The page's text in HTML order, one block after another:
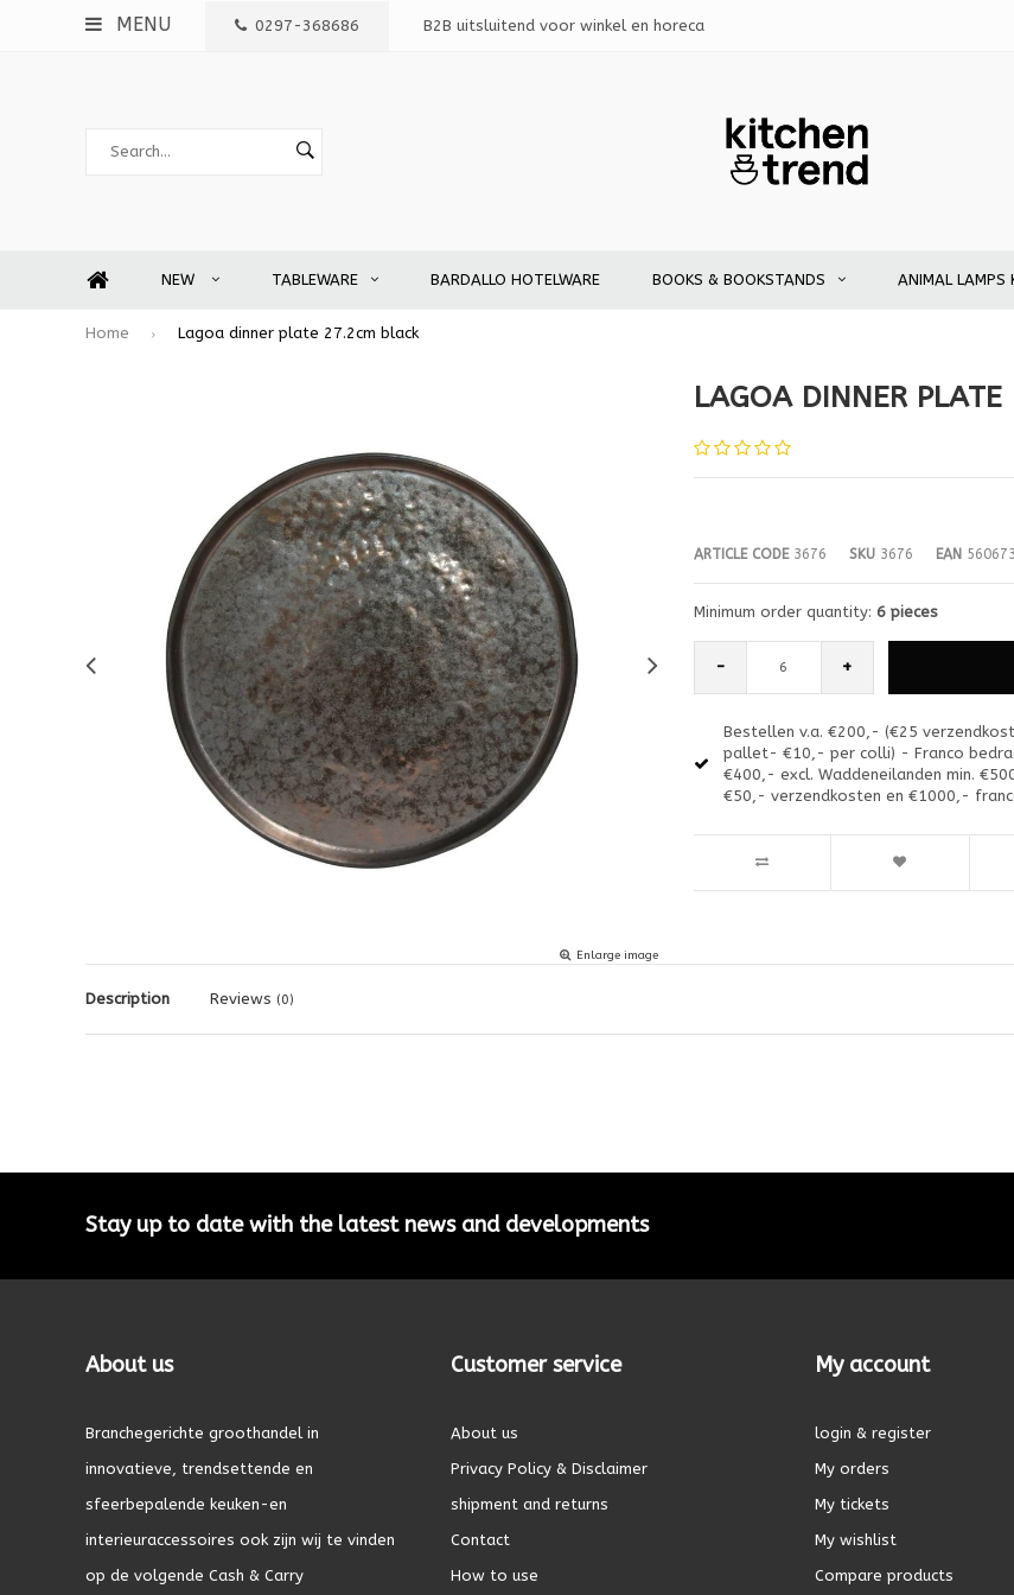
MENU 0297-368686 B2B uitsluitend voor winkel en horeca
NEW TABLEWARE BARDALLO HOTELWARE BOOKS & BOOKSTANDS ANIMAL LAMPS
Home Lagoa dinner plate 27.2cm black
Enlarge image
LAGOA DINNER
ARTICLE CODE3676 SKU3676 EAN
Minimum order quantity: 6 pieces
- +
Bestellen v.a. €200,- (€25
pallet- €10,- per colli) - Franco
€400,- excl. Waddeneilanden min.
€50,- verzendkosten en €1000,-
Description Reviews (0)
Stay up to date with the latest news and developments
About us
Branchegerichte groothandel in
innovatieve, trendsettende en
sfeerbepalende keuken-en
interieuraccessoires ook zijn wij te vinden
op de volgende Cash & Carry
Customer service
About us
Privacy Policy & Disclaimer
shipment and returns
Contact
How to use
My account
login & register
My orders
My tickets
My wishlist
Compare products